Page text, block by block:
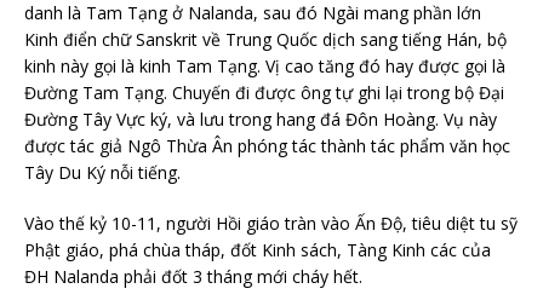
danh là Tam Tạng ở Nalanda, sau đó Ngài mang phần lớn
Kinh điển chữ Sanskrit về Trung Quốc dịch sang tiếng Hán, bộ
kinh này gọi là kinh Tam Tạng. Vị cao tăng đó hay được gọi là
Đường Tam Tạng. Chuyến đi được ông tự ghi lại trong bộ Đại
Đường Tây Vực ký, và lưu trong hang đá Đôn Hoàng. Vụ này
được tác giả Ngô Thừa Ân phóng tác thành tác phẩm văn học
Tây Du Ký nỗi tiếng.
Vào thế kỷ 10-11, người Hồi giáo tràn vào Ấn Độ, tiêu diệt tu sỹ
Phật giáo, phá chùa tháp, đốt Kinh sách, Tàng Kinh các của
ĐH Nalanda phải đốt 3 tháng mới cháy hết.